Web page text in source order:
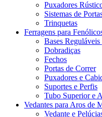
Puxadores
Sistemas de
Trinquetas
Ferragens para
Bases Reguláveis
Dobradiças
Fechos
Portas de Correr
Puxadores e
Suportes e Perfis
Tubo Superior e
Vedantes para Aros de
Vedante e